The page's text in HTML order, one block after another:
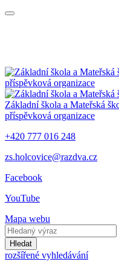
příspěvková organizace
Základní škola a Mateřská
příspěvková organizace
+420 777 016 248
zs.holcovice@razdva.cz
Facebook
YouTube
Mapa webu
Hledat
rozšířené vyhledávání